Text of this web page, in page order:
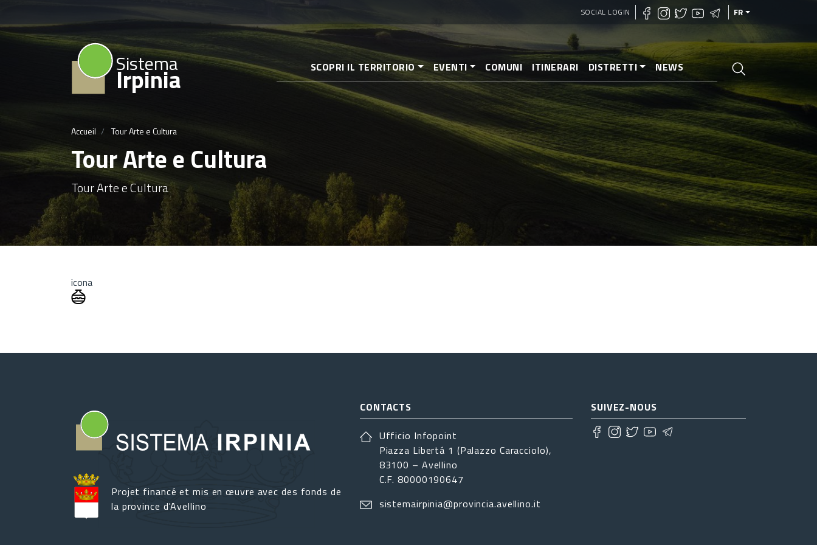
au
contenu
SOCIAL LOGIN FR
Sistema
Irpinia SCOPRI IL TERRITORIO EVENTI COMUNI ITINERARI DISTRETTI NEWS
Accueil Tour Arte e Cultura
Tour Arte e Cultura
Tour Arte e Cultura
icona
Projet financé et mis en œuvre avec des fonds de
la province d'Avellino
CONTACTS
Ufficio Infopoint
Piazza Libertá 1 (Palazzo Caracciolo),
83100 – Avellino
C.F. 80000190647
sistemairpinia@provincia.avellino.it
SUIVEZ-NOUS